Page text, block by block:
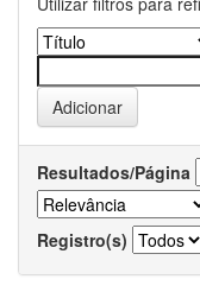
Resultados/Página
Registro(s)